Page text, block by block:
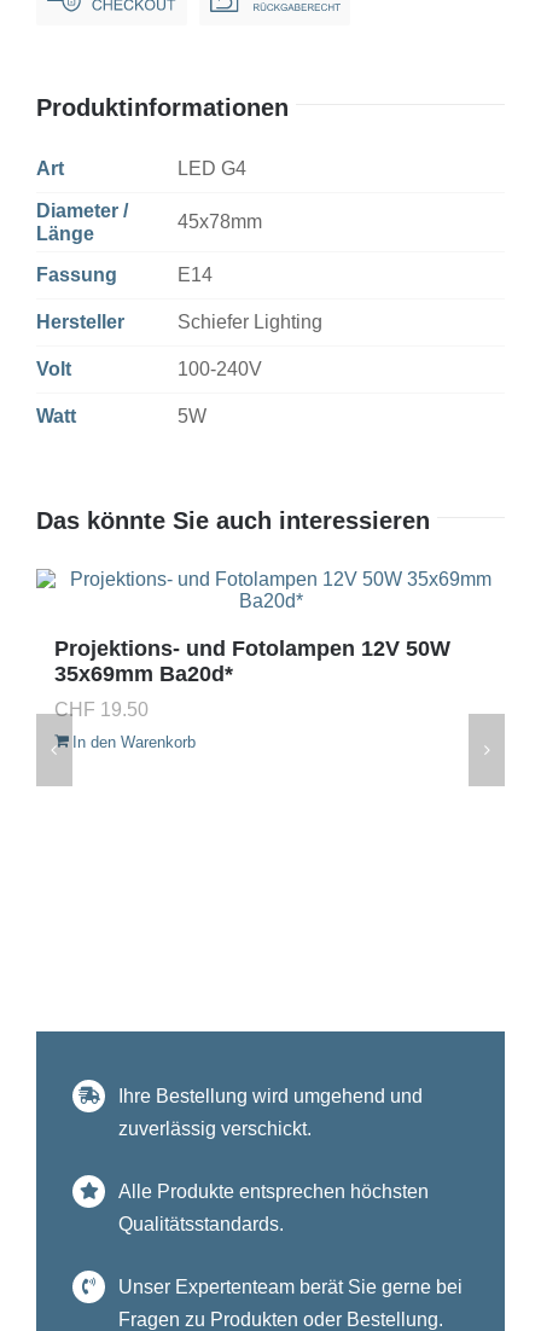
Opal
Menge
Produktinformationen
Art LED G4
Diameter /
Länge
45x78mm
Fassung E14
Hersteller Schiefer Lighting
Volt 100-240V
Watt 5W
Das könnte Sie auch interessieren
Projektions- und Fotolampen 12V 50W
35x69mm Ba20d*
CHF 19.50
In den Warenkorb
Ihre Bestellung wird umgehend und
zuverlässig verschickt.
Alle Produkte entsprechen höchsten
Qualitätsstandards.
Unser Expertenteam berät Sie gerne bei
Fragen zu Produkten oder Bestellung.